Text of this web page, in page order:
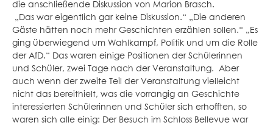
die anschließende Diskussion von Marion Brasch.
„Das war eigentlich gar keine Diskussion.“ „Die anderen
Gäste hätten noch mehr Geschichten erzählen sollen.“ „Es
ging überwiegend um Wahlkampf, Politik und um die Rolle
der AfD.“ Das waren einige Positionen der Schülerinnen
und Schüler, zwei Tage nach der Veranstaltung. Aber
auch wenn der zweite Teil der Veranstaltung vielleicht
nicht das bereithielt, was die vorrangig an Geschichte
interessierten Schülerinnen und Schüler sich erhofften, so
waren sich alle einig: Der Besuch im Schloss Bellevue war